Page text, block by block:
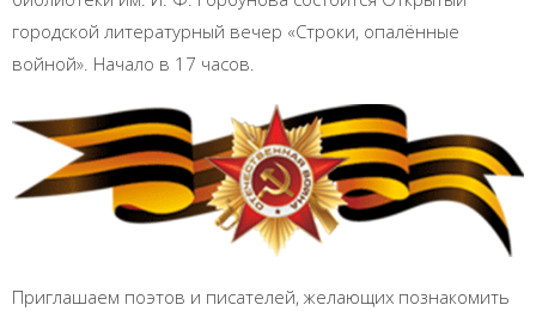
городской литературный вечер «Строки, опалённые
войной». Начало в 17 часов.
Приглашаем поэтов и писателей, желающих познакомить